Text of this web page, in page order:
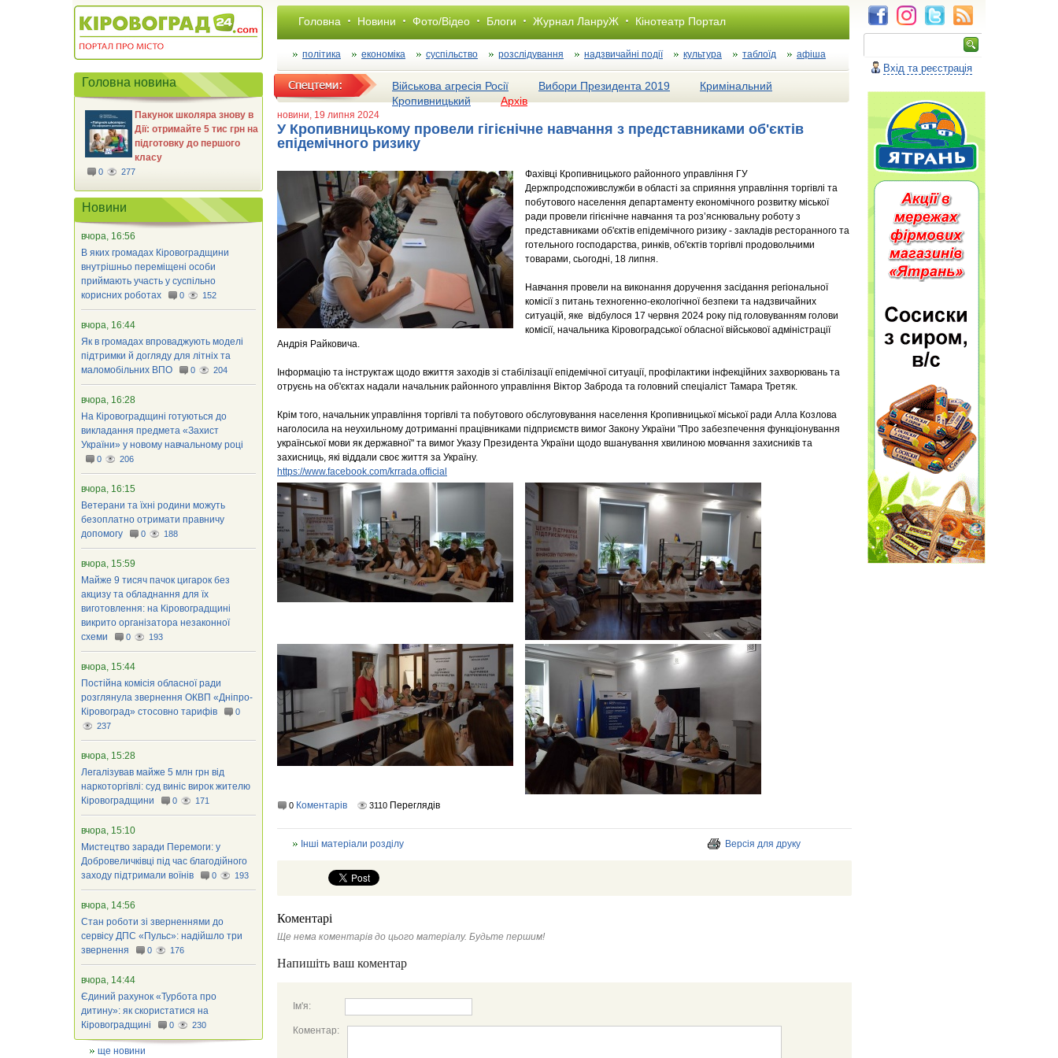
Головна Новини Фото/Відео Блоги Журнал ЛанруЖ Кінотеатр Портал
політика економіка суспільство розслiдування надзвичайні події культура таблоїд афіша
Військова агресія Росії Вибори Президента 2019
Кримінальний
Кропивницький
Архів
новини, 19 липня 2024
У Кропивницькому провели гігієнічне навчання з представниками об'єктів
епідемічного ризику
Фахівці Кропивницького районного управління ГУ
Держпродспоживслужби в області за сприяння управління торгівлі та
побутового населення департаменту економічного розвитку міської
ради провели гігієнічне навчання та роз’яснювальну роботу з
представниками об'єктів епідемічного ризику - закладів ресторанного та
готельного господарства, ринків, об'єктів торгівлі продовольчими
товарами, сьогодні, 18 липня.
Навчання провели на виконання доручення засідання регіональної
комісії з питань техногенно-екологічної безпеки та надзвичайних
ситуацій, яке відбулося 17 червня 2024 року під головуванням голови
комісії, начальника Кіровоградської обласної військової адміністрації
Андрія Райковича.
Інформацію та інструктаж щодо вжиття заходів зі стабілізації епідемічної ситуації, профілактики інфекційних захворювань та
отруєнь на об'єктах надали начальник районного управління Віктор Заброда та головний спеціаліст Тамара Третяк.
Крім того, начальник управління торгівлі та побутового обслуговування населення Кропивницької міської ради Алла Козлова
наголосила на неухильному дотриманні працівниками підприємств вимог Закону України "Про забезпечення функціонування
української мови як державної" та вимог Указу Президента України щодо вшанування хвилиною мовчання захисників та
захисниць, які віддали своє життя за Україну.
https://www.facebook.com/krrada.official
0 Коментарів 3110 Переглядів
Інші матеріали розділу Версія для друку
Коментарі
Ще нема коментарів до цього матеріалу. Будьте першим!
Напишіть ваш коментар
Ім'я:
Коментар:
Головна новина
Пакунок школяра знову в
Дії: отримайте 5 тис грн на
підготовку до першого
класу
0 277
Новини
вчора, 16:56
В яких громадах Кіровоградщини
внутрішньо переміщені особи
приймають участь у суспільно
корисних роботах
0 152
вчора, 16:44
Як в громадах впроваджують моделі
підтримки й догляду для літніх та
маломобільних ВПО
0 204
вчора, 16:28
На Кіровоградщині готуються до
викладання предмета «Захист
України» у новому навчальному році
0 206
вчора, 16:15
Ветерани та їхні родини можуть
безоплатно отримати правничу
допомогу
0 188
вчора, 15:59
Майже 9 тисяч пачок цигарок без
акцизу та обладнання для їх
виготовлення: на Кіровоградщині
викрито організатора незаконної
схеми
0 193
вчора, 15:44
Постійна комісія обласної ради
розглянула звернення ОКВП «Дніпро-
Кіровоград» стосовно тарифів
0
237
вчора, 15:28
Легалізував майже 5 млн грн від
наркоторгівлі: суд виніс вирок жителю
Кіровоградщини
0 171
вчора, 15:10
Мистецтво заради Перемоги: у
Добровеличківці під час благодійного
заходу підтримали воїнів
0 193
вчора, 14:56
Стан роботи зі зверненнями до
сервісу ДПС «Пульс»: надійшло три
звернення
0 176
вчора, 14:44
Єдиний рахунок «Турбота про
дитину»: як скористатися на
Кіровоградщині
0 230
ще новини
Вхід та реєстрація